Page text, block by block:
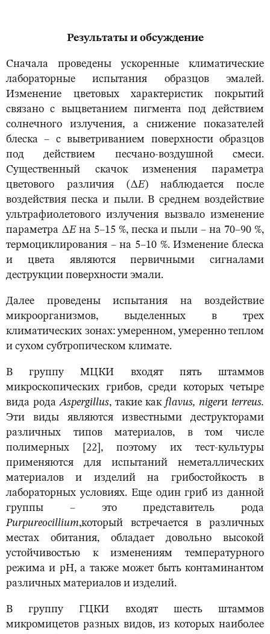
Результаты и обсуждение
Сначала проведены ускоренные климатические
лабораторные испытания образцов эмалей.
Изменение цветовых характеристик покрытий
связано с выцветанием пигмента под действием
солнечного излучения, а снижение показателей
блеска – с выветриванием поверхности образцов
под действием песчано-воздушной смеси.
Существенный скачок изменения параметра
цветового различия (∆Е) наблюдается после
воздействия песка и пыли. В среднем воздействие
ультрафиолетового излучения вызвало изменение
параметра ∆Ена 5–15 %, песка и пыли – на 70–90 %,
термоциклирования – на 5–10 %. Изменение блеска
и цвета являются первичными сигналами
деструкции поверхности эмали.
Далее проведены испытания на воздействие
микроорганизмов, выделенных в трех
климатических зонах: умеренном, умеренно теплом
и сухом субтропическом климате.
В группу МЦКИ входят пять штаммов
микроскопических грибов, среди которых четыре
вида родаAspergillus, такие как flavus, nigerи terreus.
Эти виды являются известными деструкторами
различных типов материалов, в том числе
полимерных [22], поэтому их тест-культуры
применяются для испытаний неметаллических
материалов и изделий на грибостойкость в
лабораторных условиях. Еще один гриб из данной
группы – это представитель рода
Purpureocillium,который встречается в различных
местах обитания, обладает довольно высокой
устойчивостью к изменениям температурного
режима и рН, а также может быть контаминантом
различных материалов и изделий.
В группу ГЦКИ входят шесть штаммов
микромицетов разных видов, из которых наиболее